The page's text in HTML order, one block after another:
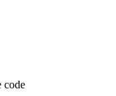
code